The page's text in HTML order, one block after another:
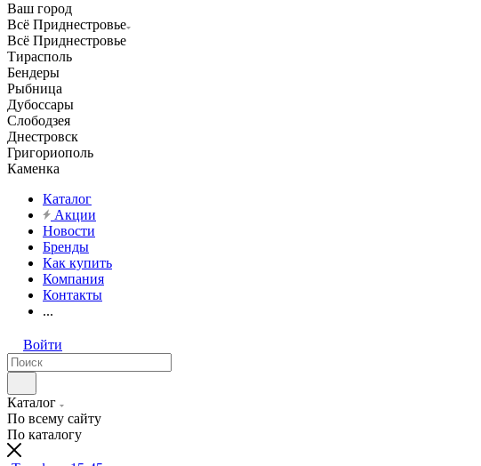
Ваш город
Всё Приднестровье
Всё Приднестровье
Тирасполь
Бендеры
Рыбница
Дубоссары
Слободзея
Днестровск
Григориополь
Каменка
Каталог
Акции
Новости
Бренды
Как купить
Компания
Контакты
...
Войти
Каталог
По всему сайту
По каталогу